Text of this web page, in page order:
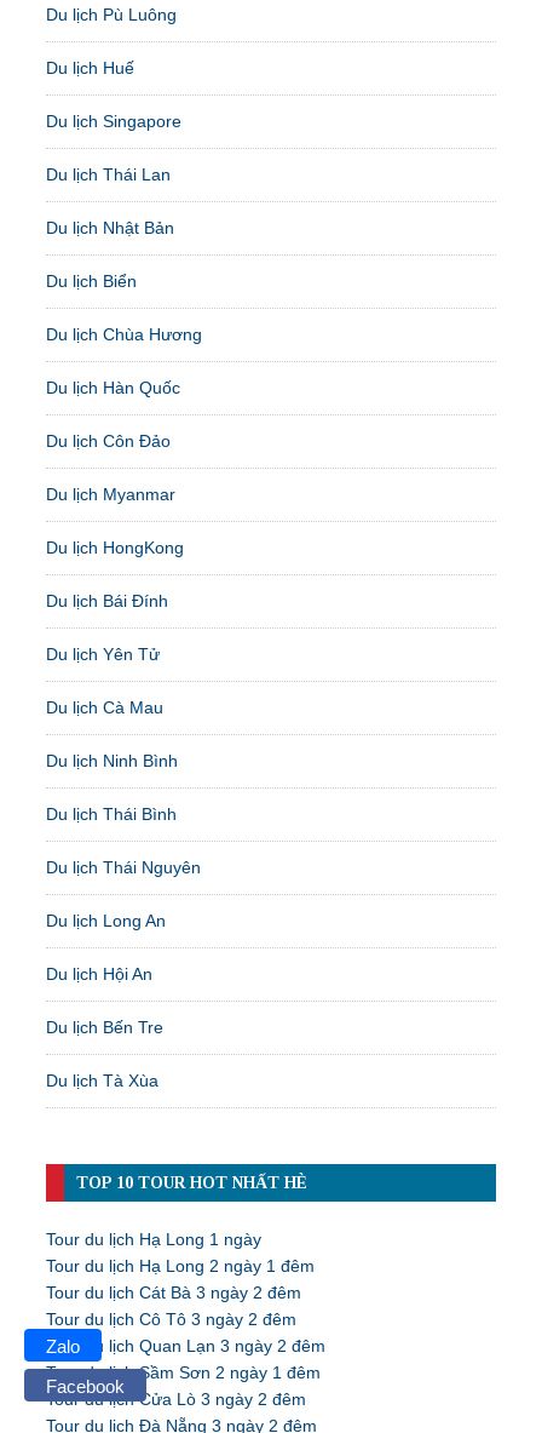
Du lịch Pù Luông
Du lịch Huế
Du lịch Singapore
Du lịch Thái Lan
Du lịch Nhật Bản
Du lịch Biển
Du lịch Chùa Hương
Du lịch Hàn Quốc
Du lịch Côn Đảo
Du lịch Myanmar
Du lịch HongKong
Du lịch Bái Đính
Du lịch Yên Tử
Du lịch Cà Mau
Du lịch Ninh Bình
Du lịch Thái Bình
Du lịch Thái Nguyên
Du lịch Long An
Du lịch Hội An
Du lịch Bến Tre
Du lịch Tà Xùa
TOP 10 TOUR HOT NHẤT HÈ
Tour du lịch Hạ Long 1 ngày
Tour du lịch Hạ Long 2 ngày 1 đêm
Tour du lịch Cát Bà 3 ngày 2 đêm
Tour du lịch Cô Tô 3 ngày 2 đêm
Tour du lịch Quan Lạn 3 ngày 2 đêm
Tour du lịch Sầm Sơn 2 ngày 1 đêm
Tour du lịch Cửa Lò 3 ngày 2 đêm
Tour du lịch Đà Nẵng 3 ngày 2 đêm
Zalo
Facebook